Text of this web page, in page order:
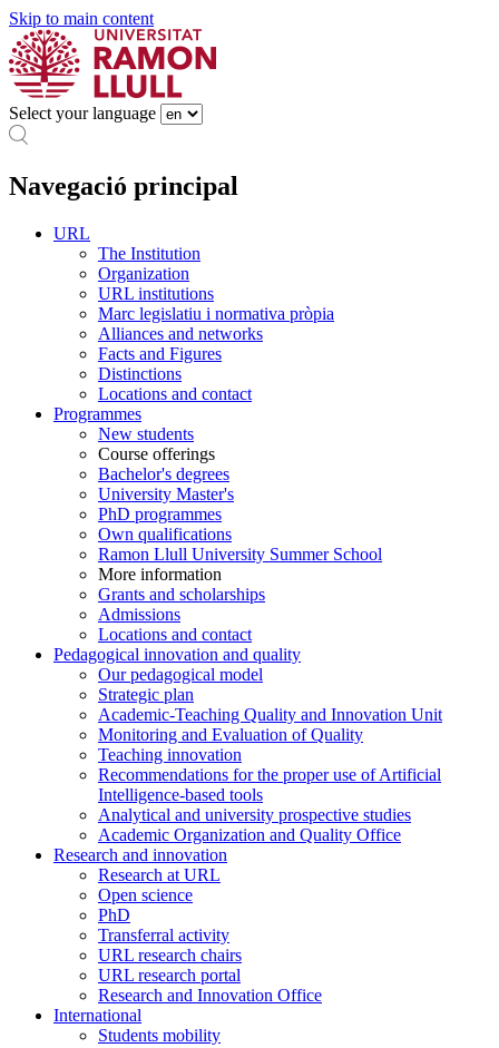
Skip to main content
Select your language
Navegació principal
URL
The Institution
Organization
URL institutions
Marc legislatiu i normativa pròpia
Alliances and networks
Facts and Figures
Distinctions
Locations and contact
Programmes
New students
Course offerings
Bachelor's degrees
University Master's
PhD programmes
Own qualifications
Ramon Llull University Summer School
More information
Grants and scholarships
Admissions
Locations and contact
Pedagogical innovation and quality
Our pedagogical model
Strategic plan
Academic-Teaching Quality and Innovation Unit
Monitoring and Evaluation of Quality
Teaching innovation
Recommendations for the proper use of Artificial
Intelligence-based tools
Analytical and university prospective studies
Academic Organization and Quality Office
Research and innovation
Research at URL
Open science
PhD
Transferral activity
URL research chairs
URL research portal
Research and Innovation Office
International
Students mobility